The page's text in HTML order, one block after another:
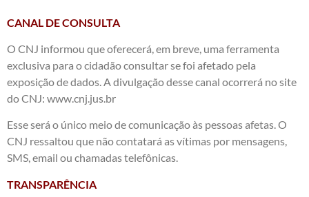
CANAL DE CONSULTA
O CNJ informou que oferecerá, em breve, uma ferramenta
exclusiva para o cidadão consultar se foi afetado pela
exposição de dados. A divulgação desse canal ocorrerá no site
do CNJ: www.cnj.jus.br
Esse será o único meio de comunicação às pessoas afetas. O
CNJ ressaltou que não contatará as vítimas por mensagens,
SMS, email ou chamadas telefônicas.
TRANSPARÊNCIA